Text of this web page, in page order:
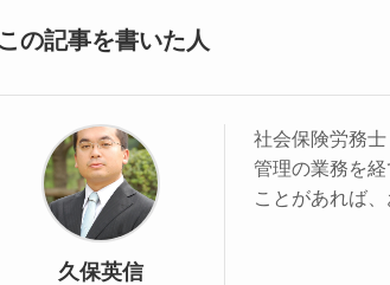
の記事を書いた人
久保英信
社会保険労務
管理の業務を
ことがあれば